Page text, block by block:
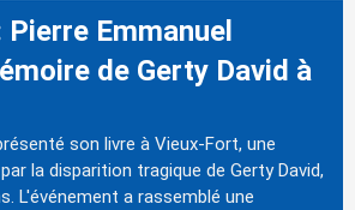
Pierre Emmanuel
de Gerty David à
son livre à Vieux-Fort, une
la disparition tragique de Gerty David,
L'événement a rassemblé une